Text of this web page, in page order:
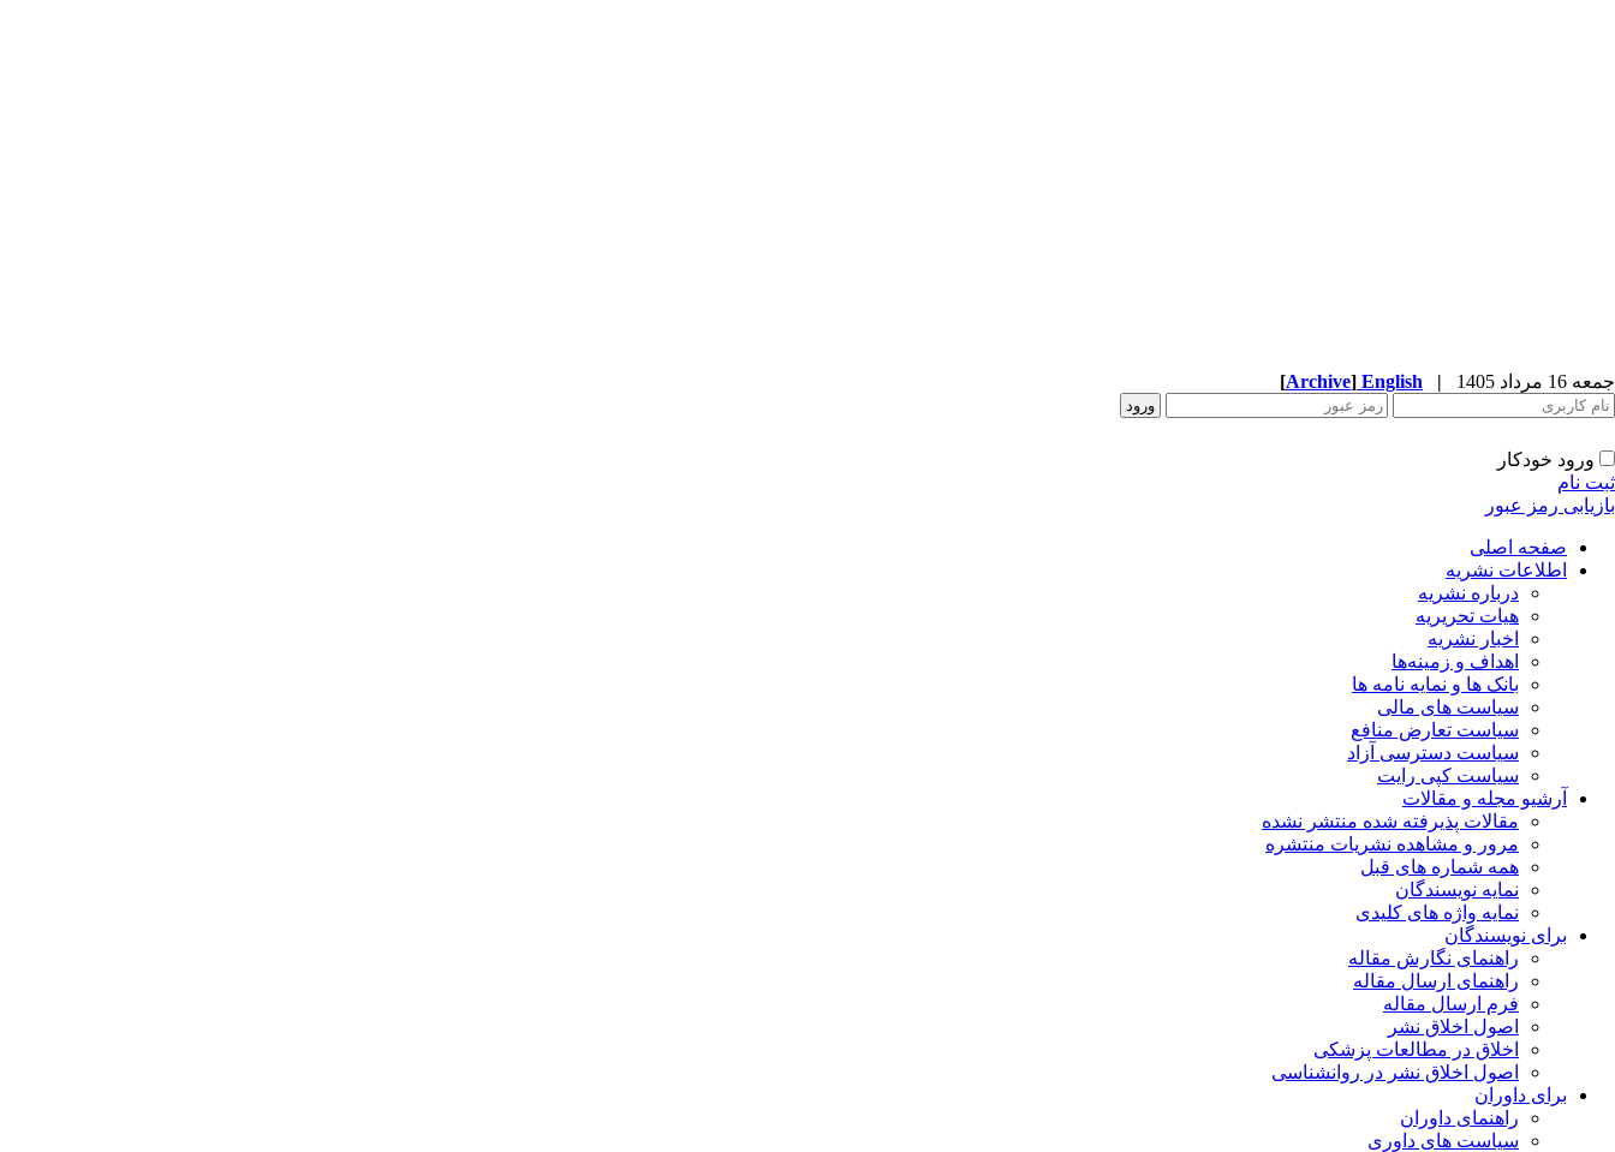
جمعه 16 مرداد 1405 |
English
[Archive]
ورود خودکار
ثبت نام
بازیابی رمز عبور
صفحه اصلی
اطلاعات نشریه
درباره نشریه
هیات تحریریه
اخبار نشریه
اهداف و زمینه‌ها
بانک ها و نمایه نامه ها
سیاست های مالی
سیاست تعارض منافع
سیاست دسترسی آزاد
سیاست کپی رایت
آرشیو مجله و مقالات
مقالات پذیرفته شده منتشر نشده
مرور و مشاهده نشریات منتشره
همه شماره های قبل
نمایه نویسندگان
نمایه واژه های کلیدی
برای نویسندگان
راهنمای نگارش مقاله
راهنمای ارسال مقاله
فرم ارسال مقاله
اصول اخلاق نشر
اخلاق در مطالعات پزشکی
اصول اخلاق نشر در روانشناسی
برای داوران
راهنمای داوران
سیاست های داوری